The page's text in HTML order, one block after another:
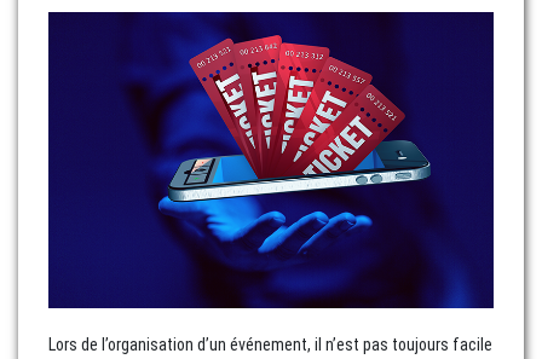
Lors de l’organisation d’un événement, il n’est pas toujours facile